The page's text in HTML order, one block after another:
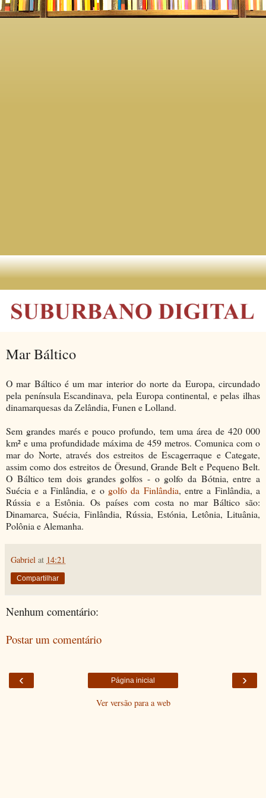
Mar Báltico
O mar Báltico é um mar interior do norte da Europa, circundado
pela península Escandinava, pela Europa continental, e pelas ilhas
dinamarquesas da Zelândia, Funen e Lolland.
Sem grandes marés e pouco profundo, tem uma área de 420 000
km² e uma profundidade máxima de 459 metros. Comunica com o
mar do Norte, através dos estreitos de Escagerraque e Categate,
assim como dos estreitos de Öresund, Grande Belt e Pequeno Belt.
O Báltico tem dois grandes golfos - o golfo da Bótnia, entre a
Suécia e a Finlândia, e o golfo da Finlândia, entre a Finlândia, a
Rússia e a Estônia. Os países com costa no mar Báltico são:
Dinamarca, Suécia, Finlândia, Rússia, Estónia, Letônia, Lituânia,
Polônia e Alemanha.
Gabriel at 14:21
Compartilhar
Nenhum comentário:
Postar um comentário
‹ ›
Página inicial
Ver versão para a web